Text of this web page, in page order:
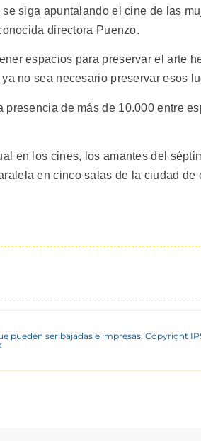
siga apuntalando el cine de las
directora Puenzo.
espacios para preservar el arte
no sea necesario preservar esos
de más de 10.000 entre
en los cines, los amantes del
en cinco salas de la ciudad de
pueden ser bajadas e impresas. Copyright